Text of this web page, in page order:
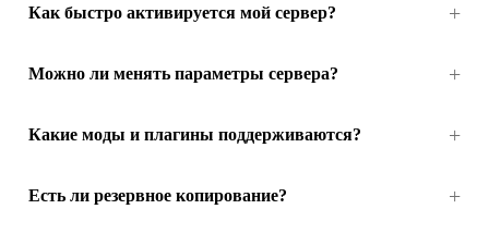
Как быстро активируется мой сервер?
Можно ли менять параметры сервера?
Какие моды и плагины поддерживаются?
Есть ли резервное копирование?